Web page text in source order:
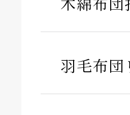
羽毛布